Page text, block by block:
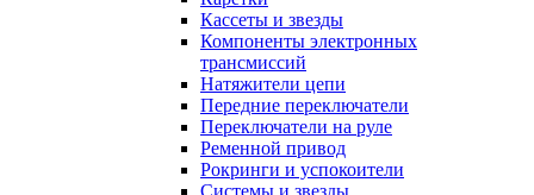
Кассеты и звезды
Компоненты электронных
трансмиссий
Натяжители цепи
Передние переключатели
Переключатели на руле
Ременной привод
Рокринги и успокоители
Системы и звезды